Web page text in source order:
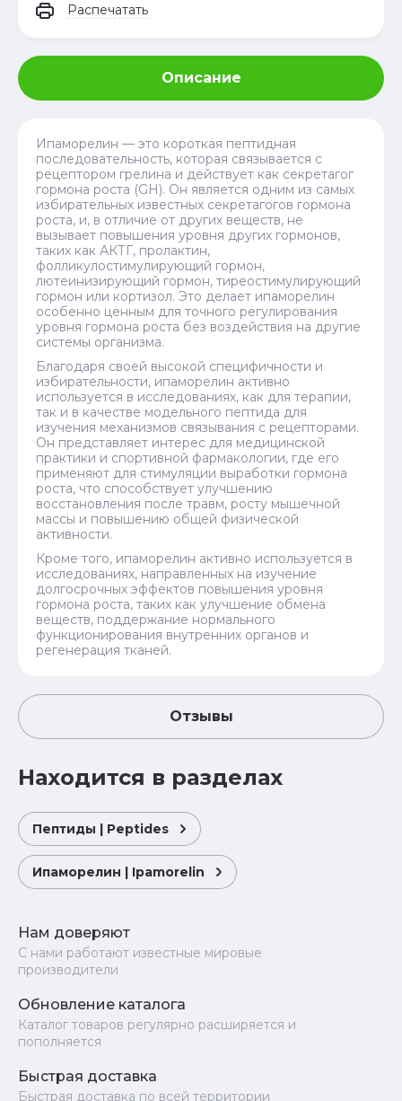
Распечатать
Описание
Ипаморелин — это короткая пептидная
последовательность, которая связывается с
рецептором грелина и действует как секретагог
гормона роста (GH). Он является одним из самых
избирательных известных секретагогов гормона
роста, и, в отличие от других веществ, не
вызывает повышения уровня других гормонов,
таких как АКТГ, пролактин,
фолликулостимулирующий гормон,
лютеинизирующий гормон, тиреостимулирующий
гормон или кортизол. Это делает ипаморелин
особенно ценным для точного регулирования
уровня гормона роста без воздействия на другие
системы организма.
Благодаря своей высокой специфичности и
избирательности, ипаморелин активно
используется в исследованиях, как для терапии,
так и в качестве модельного пептида для
изучения механизмов связывания с рецепторами.
Он представляет интерес для медицинской
практики и спортивной фармакологии, где его
применяют для стимуляции выработки гормона
роста, что способствует улучшению
восстановления после травм, росту мышечной
массы и повышению общей физической
активности.
Кроме того, ипаморелин активно используется в
исследованиях, направленных на изучение
долгосрочных эффектов повышения уровня
гормона роста, таких как улучшение обмена
веществ, поддержание нормального
функционирования внутренних органов и
регенерация тканей.
Отзывы
Находится в разделах
Пептиды | Peptides
Ипаморелин | Ipamorelin
Нам доверяют
С нами работают известные мировые
производители
Обновление каталога
Каталог товаров регулярно расширяется и
пополняется
Быстрая доставка
Быстрая доставка по всей территории